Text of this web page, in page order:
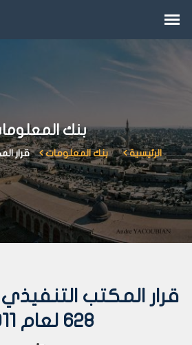
بنك
الرئيسية بنك المعلومات قرار
قرار المكتب
628 لعام 2011